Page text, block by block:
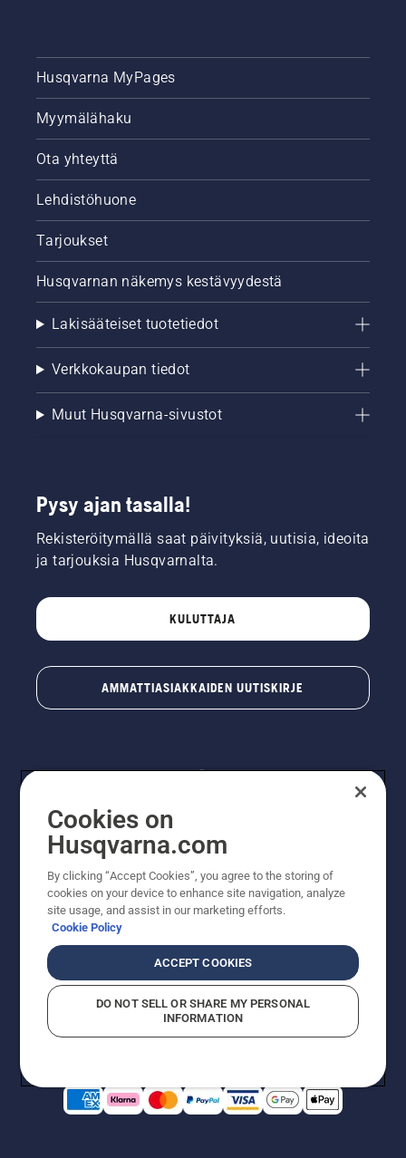
Husqvarna MyPages
Myymälähaku
Ota yhteyttä
Lehdistöhuone
Tarjoukset
Husqvarnan näkemys kestävyydestä
Lakisääteiset tuotetiedot
Verkkokaupan tiedot
Muut Husqvarna-sivustot
Pysy ajan tasalla!
Rekisteröitymällä saat päivityksiä, uutisia, ideoita
ja tarjouksia Husqvarnalta.
KULUTTAJA
AMMATTIASIAKKAIDEN UUTISKIRJE
© Husqvarna AB (publ). Kaikki oikeudet pidätetään.
Hinnat ovat suositushintoja. Varaamme oikeudet
hintamuutoksiin, kirjoitus- ja sisältövirheisiin. Sivusto
pyritään pitämään mahdollisimman ajantasaisena ja
suositushintoja (sis. alv), ellei tuotetta voi ostaa
suoraan verkkosivustoltamme.
EvästekäytäntöKäyttöehdotTietosuojailmoitusTiedot
Epäillyistä rikkomuksista ilmoittaminen
Cookies on
Husqvarna.com
By clicking “Accept Cookies”, you agree to the storing of
cookies on your device to enhance site navigation, analyze
site usage, and assist in our marketing efforts.
Cookie Policy
ACCEPT COOKIES
DO NOT SELL OR SHARE MY PERSONAL
INFORMATION